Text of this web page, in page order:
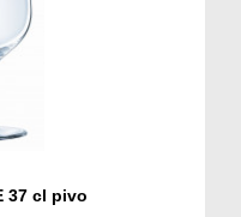
37 cl pivo